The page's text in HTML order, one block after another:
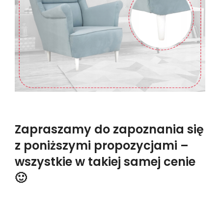
Zapraszamy do zapoznania się
z poniższymi propozycjami –
wszystkie w takiej samej cenie
🙂